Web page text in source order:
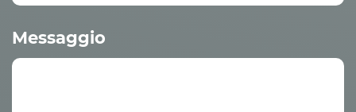
Messaggio